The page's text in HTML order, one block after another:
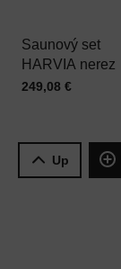
Saunový set
HARVIA nerez
Cena s DPH
249,08 €
Up